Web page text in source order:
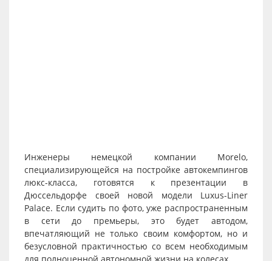
Инженеры немецкой компании Morelo,
специализирующейся на постройке автокемпингов
люкс-класса, готовятся к презентации в
Дюссельдорфе своей новой модели Luxus-Liner
Palace. Если судить по фото, уже распространенным
в сети до премьеры, это будет автодом,
впечатляющий не только своим комфортом, но и
безусловной практичностью со всем необходимым
для полноценной автономной жизни на колесах.